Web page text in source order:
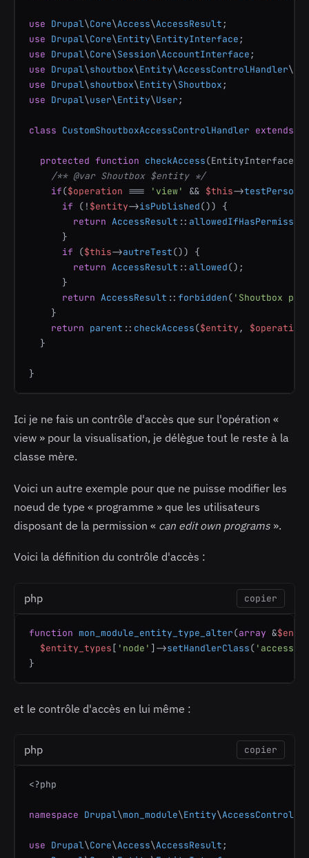
use Drupal\Core\Access\AccessResult
use Drupal\Core\Entity\EntityInterface
use Drupal\Core\Session\AccountInterface
use Drupal\shoutbox\Entity\AccessControlHandler\
use Drupal\shoutbox\Entity\Shoutbox
use Drupal\user\Entity\User;
class CustomShoutboxAccessControlHandler extends
protected function checkAccess(EntityInterface
/** @var Shoutbox $entity */
if($operation === 'view' && $this->testPerso
if (! $entity->isPublished()) {
return AccessResult ::
      }
if ($this->autreTest()) {
return AccessResult :: allowed();
      }
return AccessResult :: forbidden( 'Shoutbox
    }
return parent :: checkAccess($entity, $operation
  }
}
Ici je ne fais un contrôle d'accès que sur l'opération «
view » pour la visualisation, je délègue tout le reste à la
classe mère.
Voici un autre exemple pour que ne puisse modifier les
noeud de type « programme » que les utilisateurs
disposant de la permission « can edit own programs ».
Voici la définition du contrôle d'accès :
php copier
function mon_module_entity_type_alter(array &
$entity_types [ 'node' ]->setHandlerClass( 'access'
et le contrôle d'accès en lui même :
php copier
<?php
namespace Drupal\mon_module\Entity\
use Drupal\Core\Access\AccessResult